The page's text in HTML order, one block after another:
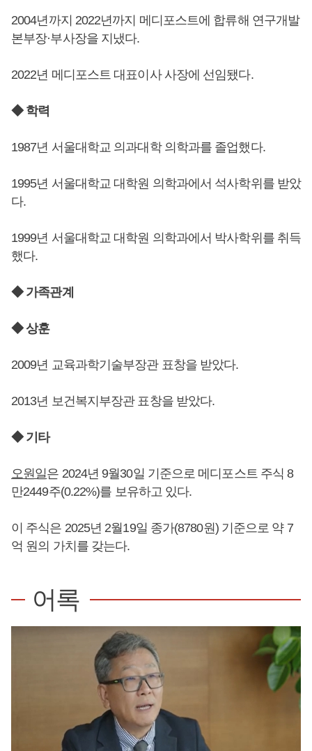
2004년까지 2022년까지 메디포스트에 합류해 연구개발
본부장·부사장을 지냈다.
2022년 메디포스트 대표이사 사장에 선임됐다.
◆ 학력
1987년 서울대학교 의과대학 의학과를 졸업했다.
1995년 서울대학교 대학원 의학과에서 석사학위를 받았
다.
1999년 서울대학교 대학원 의학과에서 박사학위를 취득
했다.
◆ 가족관계
◆ 상훈
2009년 교육과학기술부장관 표창을 받았다.
2013년 보건복지부장관 표창을 받았다.
◆ 기타
오원일은 2024년 9월30일 기준으로 메디포스트 주식 8
만2449주(0.22%)를 보유하고 있다.
이 주식은 2025년 2월19일 종가(8780원) 기준으로 약 7
억 원의 가치를 갖는다.
어록